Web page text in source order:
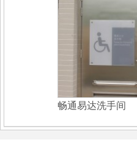
畅通易达洗手间